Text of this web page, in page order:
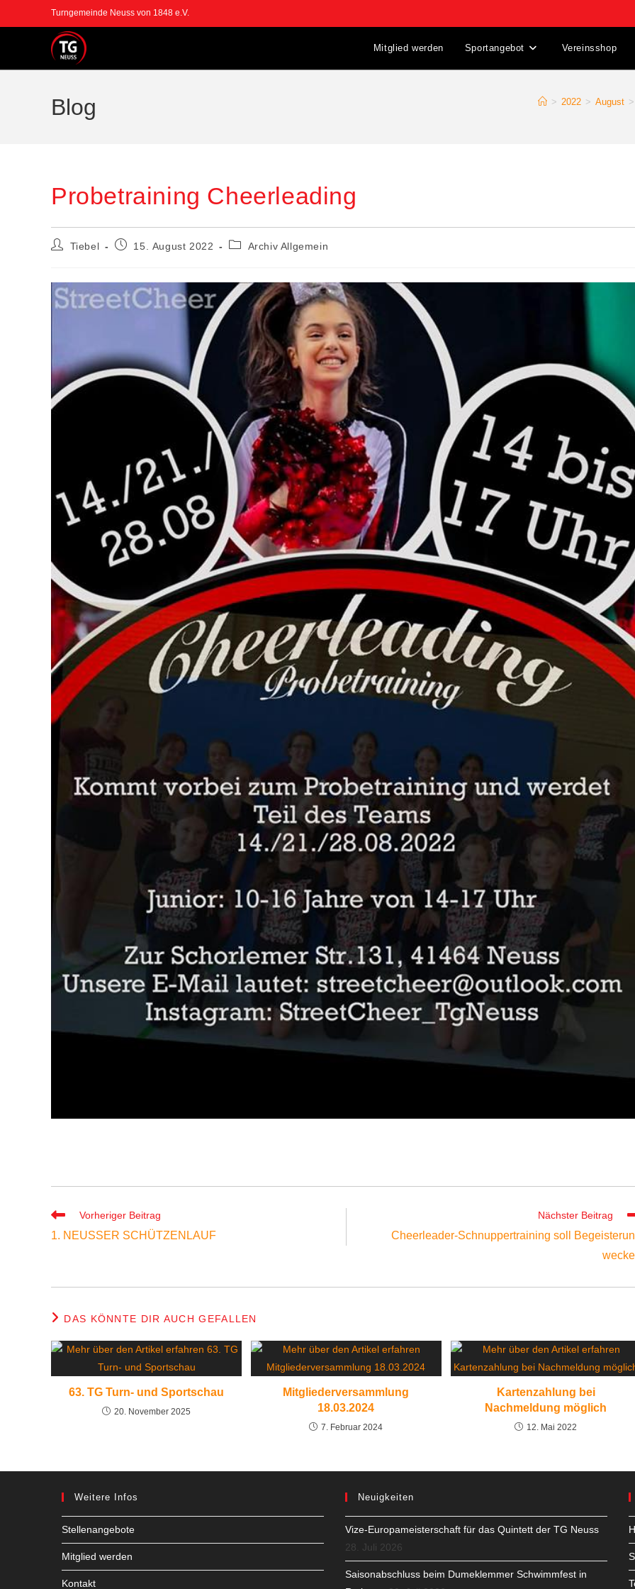
Turngemeinde Neuss von 1848 e.V.
Mitglied werden Sportangebot Vereinsshop
Blog > 2022 > August >
Probetraining Cheerleading
Tiebel 15. August 2022 Archiv Allgemein
Vorheriger Beitrag
1. NEUSSER SCHÜTZENLAUF
Nächster Beitrag
Cheerleader-Schnuppertraining soll
DAS KÖNNTE DIR AUCH GEFALLEN
63. TG Turn- und Sportschau
20. November 2025
Mitgliederversammlung
18.03.2024
7. Februar 2024
Kartenzahlung bei
Nachmeldung möglich
12. Mai 2022
Weitere Infos
Stellenangebote
Mitglied werden
Kontakt
Neuigkeiten
Vize-Europameisterschaft für das Quintett der TG Neuss
28. Juli 2026
Saisonabschluss beim Dumeklemmer Schwimmfest in